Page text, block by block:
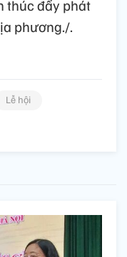
thúc đẩy phát
phương./.
Lễ hội